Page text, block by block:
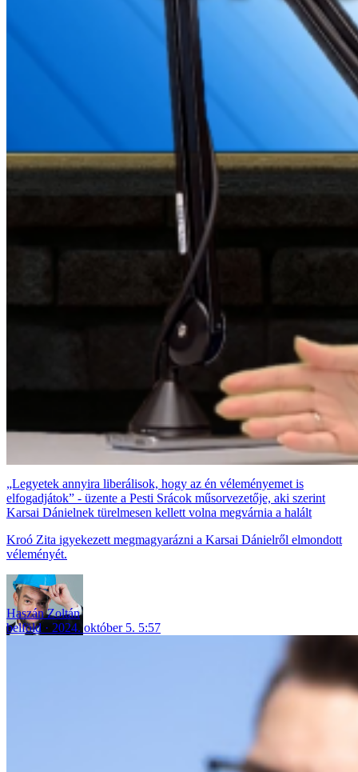
„Legyetek annyira liberálisok, hogy az én véleményemet is
elfogadjátok” - üzente a Pesti Srácok műsorvezetője, aki szerint
Karsai Dánielnek türelmesen kellett volna megvárnia a halált
Kroó Zita igyekezett megmagyarázni a Karsai Dánielről elmondott
véleményét.
Haszán Zoltán
belföld
2024. október 5. 5:57